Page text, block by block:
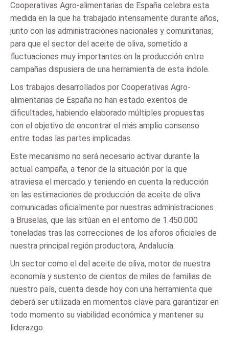
Cooperativas Agro-alimentarias de España celebra esta
medida en la que ha trabajado intensamente durante años,
junto con las administraciones nacionales y comunitarias,
para que el sector del aceite de oliva, sometido a
fluctuaciones muy importantes en la producción entre
campañas dispusiera de una herramienta de esta índole.
Los trabajos desarrollados por Cooperativas Agro-
alimentarias de España no han estado exentos de
dificultades, habiendo elaborado múltiples propuestas
con el objetivo de encontrar el más amplio consenso
entre todas las partes implicadas.
Este mecanismo no será necesario activar durante la
actual campaña, a tenor de la situación por la que
atraviesa el mercado y teniendo en cuenta la reducción
en las estimaciones de producción de aceite de oliva
comunicadas oficialmente por nuestras administraciones
a Bruselas, que las sitúan en el entorno de 1.450.000
toneladas tras las correcciones de los aforos oficiales de
nuestra principal región productora, Andalucía.
Un sector como el del aceite de oliva, motor de nuestra
economía y sustento de cientos de miles de familias de
nuestro país, cuenta desde hoy con una herramienta que
deberá ser utilizada en momentos clave para garantizar en
todo momento su viabilidad económica y mantener su
liderazgo.